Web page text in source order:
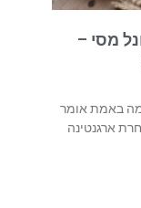
מסי –
באמת אומר
ארגנטינה